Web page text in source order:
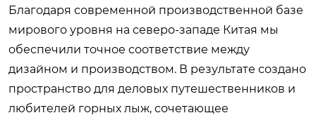
Благодаря современной производственной базе
мирового уровня на северо-западе Китая мы
обеспечили точное соответствие между
дизайном и производством. В результате создано
пространство для деловых путешественников и
любителей горных лыж, сочетающее